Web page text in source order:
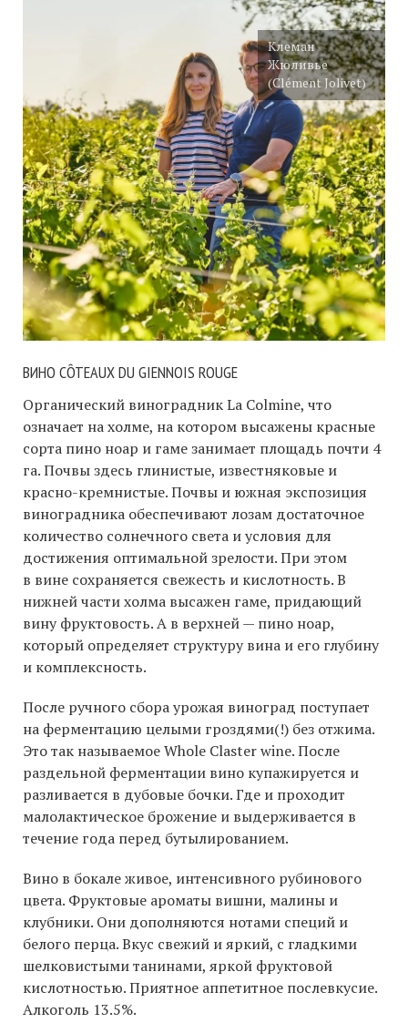
Клеман
Жюливье
(Clément Jolivet)
ВИНО CÔTEAUX DU GIENNOIS ROUGE
Органический виноградник La Colmine, что
означает на холме, на котором высажены красные
сорта пино ноар и гаме занимает площадь почти 4
га. Почвы здесь глинистые, известняковые и
красно-кремнистые. Почвы и южная экспозиция
виноградника обеспечивают лозам достаточное
количество солнечного света и условия для
достижения оптимальной зрелости. При этом
в вине сохраняется свежесть и кислотность. В
нижней части холма высажен гаме, придающий
вину фруктовость. А в верхней — пино ноар,
который определяет структуру вина и его глубину
и комплексность.
После ручного сбора урожая виноград поступает
на ферментацию целыми гроздями(!) без отжима.
Это так называемое Whole Claster wine. После
раздельной ферментации вино купажируется и
разливается в дубовые бочки. Где и проходит
малолактическое брожение и выдерживается в
течение года перед бутылированием.
Вино в бокале живое, интенсивного рубинового
цвета. Фруктовые ароматы вишни, малины и
клубники. Они дополняются нотами специй и
белого перца. Вкус свежий и яркий, с гладкими
шелковистыми танинами, яркой фруктовой
кислотностью. Приятное аппетитное послевкусие.
Алкоголь 13.5%.